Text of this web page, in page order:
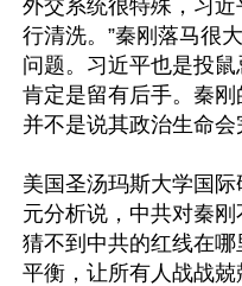
外交系统很特殊，习
行清洗。”秦刚落马很
问题。习近平也是投鼠
肯定是留有后手。秦刚
并不是说其政治生命会
美国圣汤玛斯大学国
元分析说，中共对秦
猜不到中共的红线在
平衡，让所有人战战